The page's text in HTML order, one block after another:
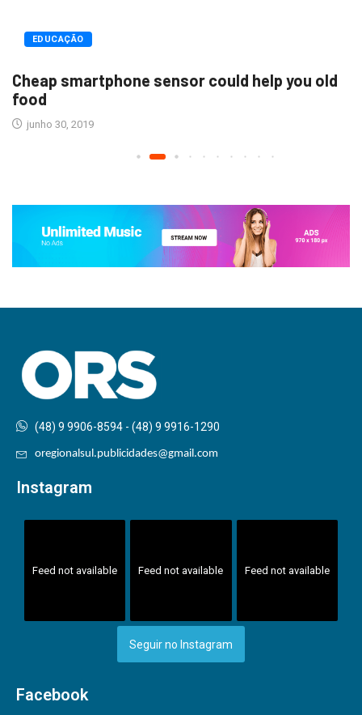
EDUCAÇÃO
Cheap smartphone sensor could help you old
food
junho 30, 2019
(48) 9 9906-8594 - (48) 9 9916-1290
oregionalsul.publicidades@gmail.com
Instagram
Feed not available Feed not available Feed not available
Seguir no Instagram
Facebook